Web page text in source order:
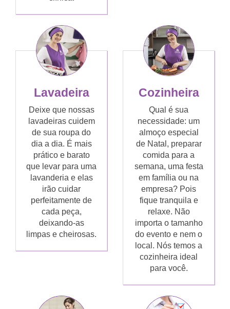
Lavadeira
Deixe que nossas
lavadeiras cuidem
de sua roupa do
dia a dia. É mais
prático e barato
que levar para uma
lavanderia e elas
irão cuidar
perfeitamente de
cada peça,
deixando-as
limpas e cheirosas.
Cozinheira
Qual é sua
necessidade: um
almoço especial
de Natal, preparar
comida para a
semana, uma festa
em família ou na
empresa? Pois
fique tranquila e
relaxe. Não
importa o tamanho
do evento e nem o
local. Nós temos a
cozinheira ideal
para você.